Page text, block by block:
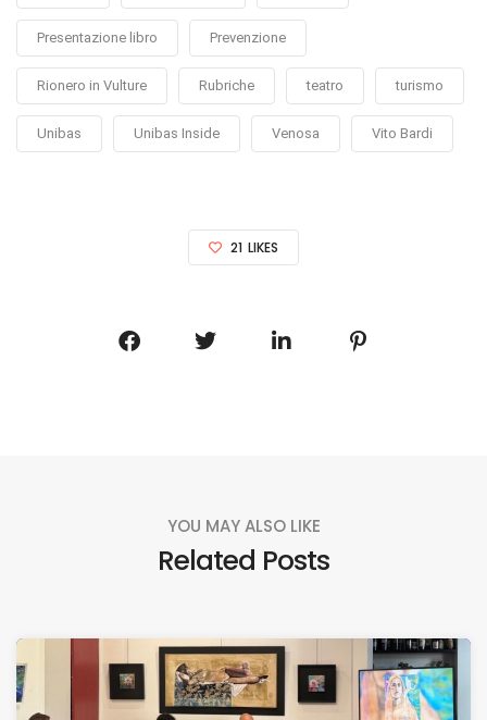
Presentazione libro Prevenzione
Rionero in Vulture Rubriche teatro turismo
Unibas Unibas Inside Venosa Vito Bardi
21 LIKES
YOU MAY ALSO LIKE
Related Posts